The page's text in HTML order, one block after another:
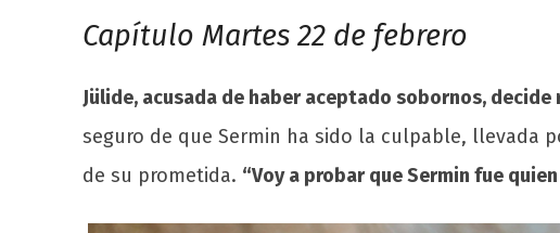
Capítulo Martes 22 de febrero
Jülide, acusada de haber aceptado sobornos,
seguro de que Sermin ha sido la culpable, llevada
de su prometida. “Voy a probar que Sermin fue